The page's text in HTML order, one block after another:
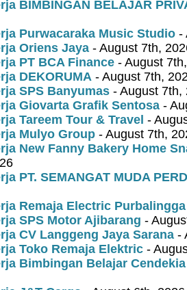
BIMBINGAN BELAJAR
Purwacaraka Music Studio -
Oriens Jaya - August 7th,
PT BCA Finance - August
DEKORUMA - August 7th,
SPS Banyumas - August 7th,
Giovarta Grafik Sentosa -
Tareem Tour & Travel -
Mulyo Group - August 7th,
New Fanny Bakery Home
PT. SEMANGAT MUDA
Remaja Electric Purbalingga
SPS Motor Ajibarang -
CV Langgeng Jaya Sarana -
Toko Remaja Elektric -
Bimbingan Belajar